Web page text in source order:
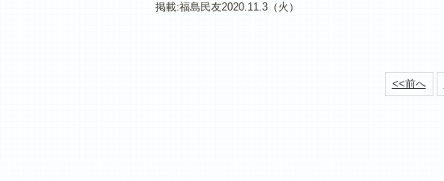
掲載:福島民友2020.11.3（火）
<<前へ